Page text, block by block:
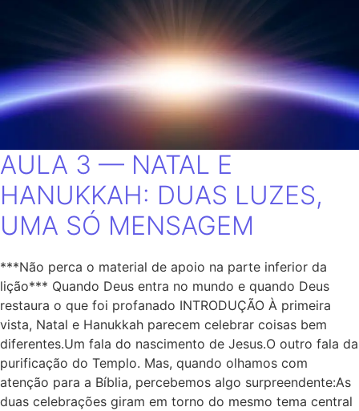
AULA 3 — NATAL E
HANUKKAH: DUAS LUZES,
UMA SÓ MENSAGEM
***Não perca o material de apoio na parte inferior da
lição*** Quando Deus entra no mundo e quando Deus
restaura o que foi profanado INTRODUÇÃO À primeira
vista, Natal e Hanukkah parecem celebrar coisas bem
diferentes.Um fala do nascimento de Jesus.O outro fala da
purificação do Templo. Mas, quando olhamos com
atenção para a Bíblia, percebemos algo surpreendente:As
duas celebrações giram em torno do mesmo tema central